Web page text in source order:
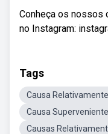
Conheça os nossos
no Instagram:
Tags
Causa
Causa
Causas